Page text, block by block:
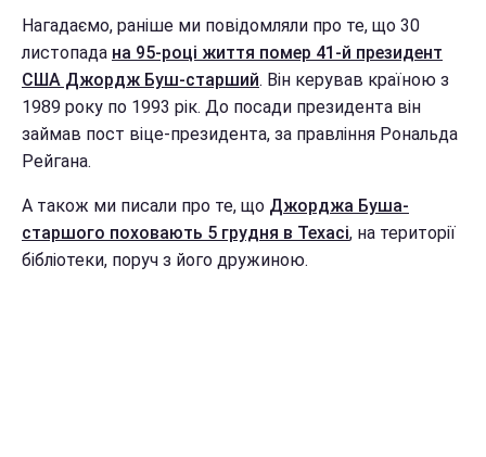
Нагадаємо, раніше ми повідомляли про те, що 30
листопада на 95-році життя помер 41-й президент
США Джордж Буш-старший. Він керував країною з
1989 року по 1993 рік. До посади президента він
займав пост віце-президента, за правління Рональда
Рейгана.
А також ми писали про те, що Джорджа Буша-
старшого поховають 5 грудня в Техасі, на території
бібліотеки, поруч з його дружиною.